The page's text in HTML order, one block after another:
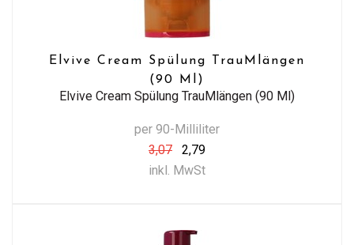
Elvive Cream Spülung TrauMlängen
(90 Ml)
Elvive Cream Spülung TrauMlängen (90 Ml)
per 90-Milliliter
3,07
2,79
inkl. MwSt